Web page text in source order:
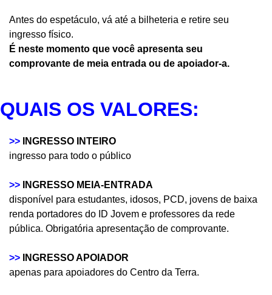
Antes do espetáculo, vá até a bilheteria e retire seu
ingresso físico.
É neste momento que você apresenta seu
comprovante de meia entrada ou de apoiador-a.
QUAIS OS VALORES:
>>
INGRESSO INTEIRO
ingresso para todo o público
>>
INGRESSO MEIA-ENTRADA
disponível para estudantes, idosos, PCD, jovens de baixa
renda portadores do ID Jovem e professores da rede
pública. Obrigatória apresentação de comprovante.
>>
INGRESSO APOIADOR
apenas para apoiadores do Centro da Terra.